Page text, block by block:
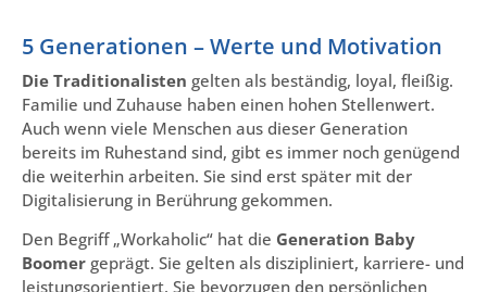
5 Generationen – Werte und Motivation
Die Traditionalisten gelten als beständig, loyal, fleißig.
Familie und Zuhause haben einen hohen Stellenwert.
Auch wenn viele Menschen aus dieser Generation
bereits im Ruhestand sind, gibt es immer noch genügend
die weiterhin arbeiten. Sie sind erst später mit der
Digitalisierung in Berührung gekommen.
Den Begriff „Workaholic“ hat die Generation Baby
Boomer geprägt. Sie gelten als diszipliniert, karriere- und
leistungsorientiert. Sie bevorzugen den persönlichen